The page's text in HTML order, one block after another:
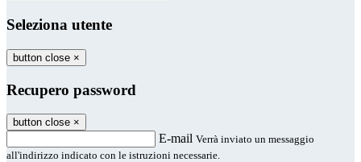
Seleziona utente
button close ×
Recupero password
button close ×
E-mail Verrà inviato un messaggio
all'indirizzo indicato con le istruzioni necessarie.